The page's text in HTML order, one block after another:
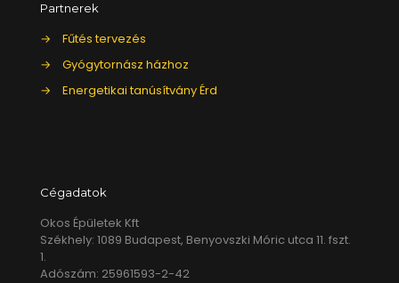
Partnerek
→
Fűtés tervezés
→
Gyógytornász házhoz
→
Energetikai tanúsítvány Érd
Cégadatok
Okos Épületek Kft
Székhely: 1089 Budapest, Benyovszki Móric utca 11. fszt.
1.
Adószám: 25961593-2-42